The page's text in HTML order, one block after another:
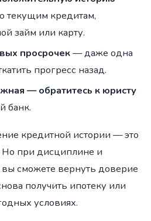
текущим кредитам,
займ или карту.
просрочек— даже одна
прогресс назад.
— обратитесь к юристу
банк.
кредитной истории — это
Но при дисциплине и
сможете вернуть доверие
получить ипотеку или
условиях.